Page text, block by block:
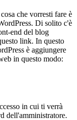
che vorresti fare è
Di solito c'è
end del blog
link. In questo
è aggiungere
in questo modo:
in cui ti verrà
dell'amministratore.